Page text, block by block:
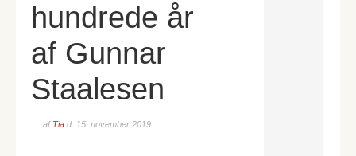
hundrede år
af Gunnar
Staalesen
af Tia d. 15. november 2019